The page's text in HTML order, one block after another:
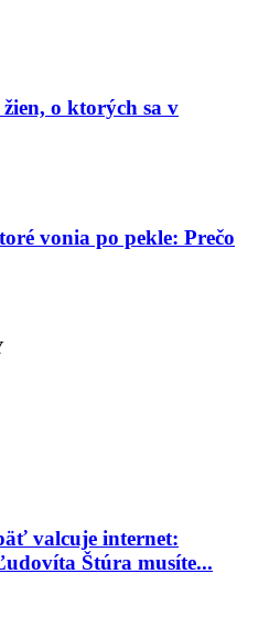
o ktorých sa v
vonia po pekle: Prečo
valcuje internet:
Štúra musíte...